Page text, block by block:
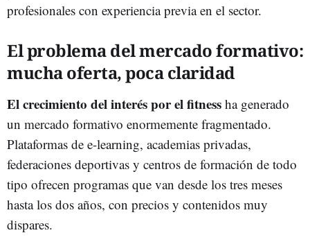
profesionales con experiencia previa en el sector.
El problema del mercado formativo:
mucha oferta, poca claridad
El crecimiento del interés por el fitness ha generado
un mercado formativo enormemente fragmentado.
Plataformas de e-learning, academias privadas,
federaciones deportivas y centros de formación de todo
tipo ofrecen programas que van desde los tres meses
hasta los dos años, con precios y contenidos muy
dispares.